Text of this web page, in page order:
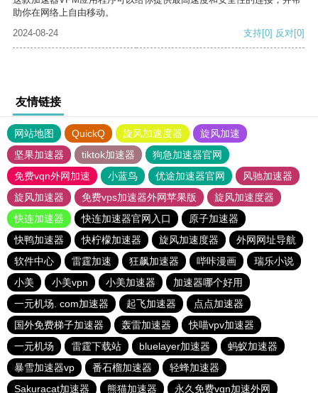
助你在网络上自由移动。
2024-08-24
支持[0] 反对[0]
友情链接
网站地图 QuickQ 旋风加速度器
旋风加速
坚果加速器
tiktok加速器
狗急加速器官网
免费vqn外网加速
小蓝鸟 优途加速器官网
风驰加速器
旋风加速器
免费vps加速器外网苹果版
旋风加速度器
快连加速器
快连加速器官网入口
原子加速器
快鸭加速器
快柠檬加速器 旋风加速度器
外网网址导航
软件中心
雷霆加速 狂飙加速器 哔咔漫画
瑞乐小说
小美
小美vpn 小美加速器
加速器哪个好用
一元机场. com加速器
起飞加速器
点点加速器
国外免费梯子加速器
轰雷加速器
快喵vpv加速器
一元机场
雷霆下载站 bluelayer加速器
蚂蚁加速器
暴雪加速器vp
番石榴加速器
轻蜂加速器
Sakuracat加速器
熊猫加速器 永久免费vqn加速外网